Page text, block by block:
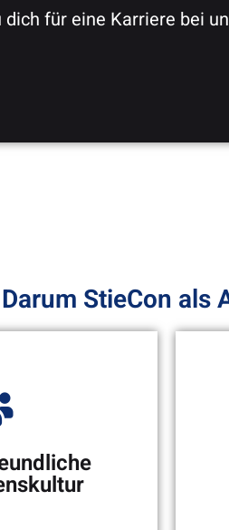
für eine Karriere bei
Darum StieCon als